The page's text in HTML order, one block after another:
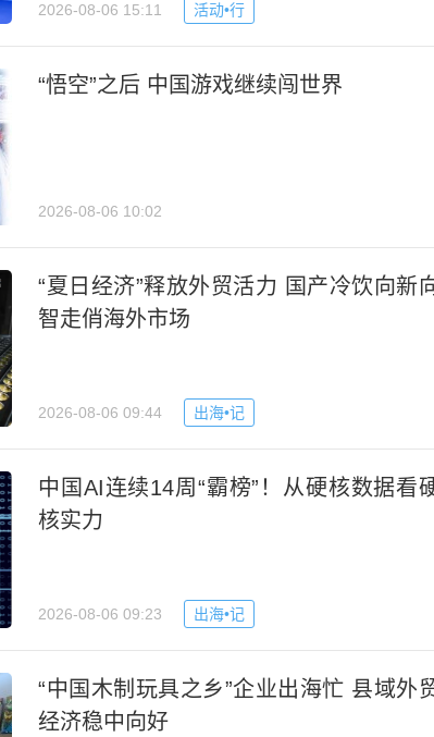
2026-08-06 15:11 活动•行
“悟空”之后 中国游戏继续闯世界
2026-08-06 10:02
“夏日经济”释放外贸活力 国产冷饮向新
智走俏海外市场
2026-08-06 09:44 出海•记
中国AI连续14周“霸榜”！从硬核数据看
核实力
2026-08-06 09:23 出海•记
“中国木制玩具之乡”企业出海忙 县域外
经济稳中向好